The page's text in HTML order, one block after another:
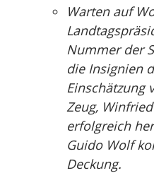
Warten auf
Nummer der
die Insignien
Einschätzung
Zeug,
erfolgreich
Guido Wolf
Deckung.